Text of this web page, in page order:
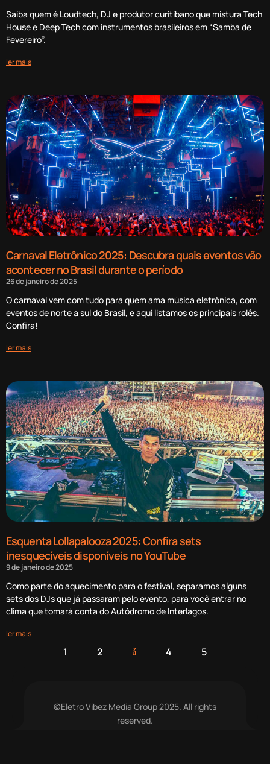
Saiba quem é Loudtech, DJ e produtor curitibano que mistura Tech
House e Deep Tech com instrumentos brasileiros em “Samba de
Fevereiro”.
ler mais
Carnaval Eletrônico 2025: Descubra quais eventos vão
acontecer no Brasil durante o período
26 de janeiro de 2025
O carnaval vem com tudo para quem ama música eletrônica, com
eventos de norte a sul do Brasil, e aqui listamos os principais rolês.
Confira!
ler mais
Esquenta Lollapalooza 2025: Confira sets
inesquecíveis disponíveis no YouTube
9 de janeiro de 2025
Como parte do aquecimento para o festival, separamos alguns
sets dos DJs que já passaram pelo evento, para você entrar no
clima que tomará conta do Autódromo de Interlagos.
ler mais
1 2 3 4 5
©Eletro Vibez Media Group 2025. All rights
reserved.